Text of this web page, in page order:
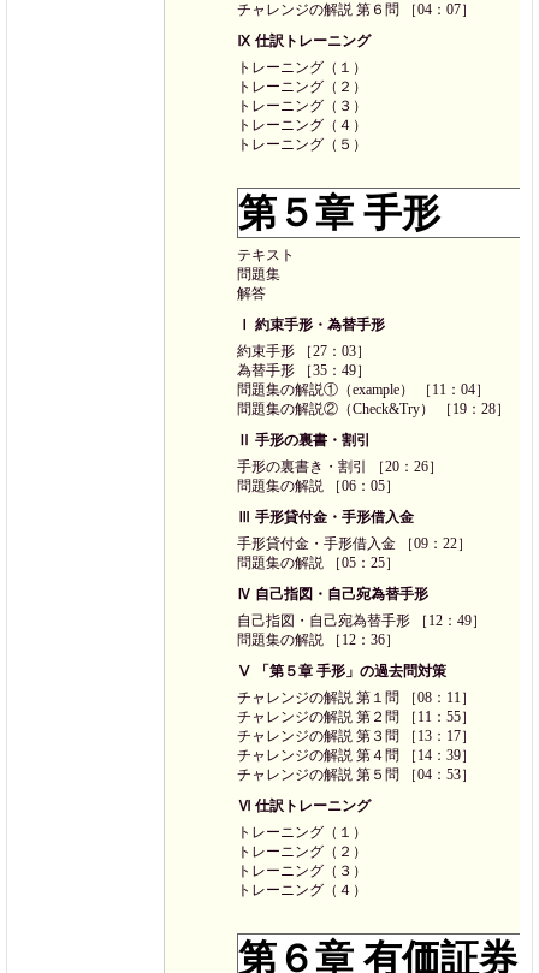
チャレンジの解説 第６問 ［04：07］
Ⅸ 仕訳トレーニング
トレーニング（１）
トレーニング（２）
トレーニング（３）
トレーニング（４）
トレーニング（５）
第５章 手形
テキスト
問題集
解答
Ⅰ 約束手形・為替手形
約束手形 ［27：03］
為替手形 ［35：49］
問題集の解説①（example） ［11：04］
問題集の解説②（Check&Try） ［19：28］
Ⅱ 手形の裏書・割引
手形の裏書き・割引 ［20：26］
問題集の解説 ［06：05］
Ⅲ 手形貸付金・手形借入金
手形貸付金・手形借入金 ［09：22］
問題集の解説 ［05：25］
Ⅳ 自己指図・自己宛為替手形
自己指図・自己宛為替手形 ［12：49］
問題集の解説 ［12：36］
Ⅴ 「第５章 手形」の過去問対策
チャレンジの解説 第１問 ［08：11］
チャレンジの解説 第２問 ［11：55］
チャレンジの解説 第３問 ［13：17］
チャレンジの解説 第４問 ［14：39］
チャレンジの解説 第５問 ［04：53］
Ⅵ 仕訳トレーニング
トレーニング（１）
トレーニング（２）
トレーニング（３）
トレーニング（４）
第６章 有価証券